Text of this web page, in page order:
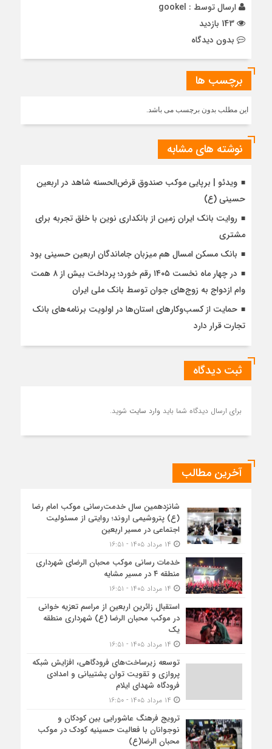
ارسال توسط : gookel
بدون دیدگاه
برچسب ها
این مطلب بدون برچسب می باشد.
نوشته های مشابه
ویدئو | برپایی موکب صندوق قرض‌الحسنه شاهد در اربعین
حسینی (ع)
روایت بانک ایران زمین از بانکداری نوین با خلق تجربه برای
مشتری
بانک مسکن امسال هم میزبان جاماندگان اربعین حسینی بود
در چهار ماه نخست ۱۴۰۵ رقم خورد؛ پرداخت بیش از ۸ همت
وام ازدواج به زوج‌های جوان توسط بانک ملی ایران
حمایت از کسب‌وکارهای استان‌ها در اولویت برنامه‌های بانک
تجارت قرار دارد
ثبت دیدگاه
برای ارسال دیدگاه شما باید وارد سایت شوید.
آخرین مطالب
شانزدهمین سال خدمت‌رسانی موکب امام رضا
(ع) پتروشیمی اروند؛ روایتی از مسئولیت
اجتماعی در مسیر اربعین
خدمات رسانی موکب محبان الرضای شهرداری
منطقه ۴ در مسیر مشایه
استقبال زائرین اربعین از مراسم تعزیه خوانی
در موکب محبان الرضا (ع) شهرداری منطقه
یک
توسعه زیرساخت‌های فرودگاهی، افزایش شبکه
پروازی و تقویت توان پشتیبانی و امدادی
فرودگاه شهدای ایلام
ترویج فرهنگ عاشورایی بین کودکان و
نوجوانان با فعالیت حسینیه کودک در موکب
محبان الرضا(ع)